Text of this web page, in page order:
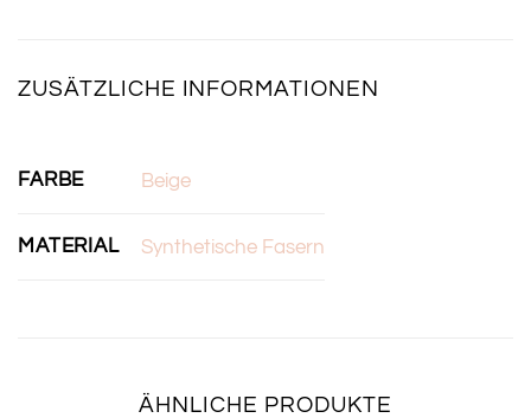
ZUSÄTZLICHE INFORMATIONEN
FARBE Beige
MATERIAL Synthetische Fasern
ÄHNLICHE PRODUKTE